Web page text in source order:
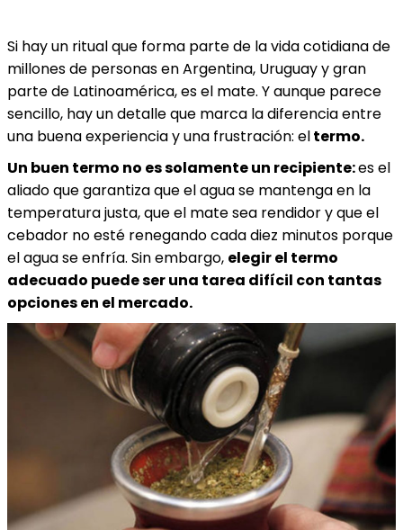
Si hay un ritual que forma parte de la vida cotidiana de
millones de personas en Argentina, Uruguay y gran
parte de Latinoamérica, es el mate. Y aunque parece
sencillo, hay un detalle que marca la diferencia entre
una buena experiencia y una frustración: eltermo.
Un buen termo no es solamente un recipiente:es el
aliado que garantiza que el agua se mantenga en la
temperatura justa, que el mate sea rendidor y que el
cebador no esté renegando cada diez minutos porque
el agua se enfría. Sin embargo, elegir el termo
adecuado puede ser una tarea difícil con tantas
opciones en el mercado.